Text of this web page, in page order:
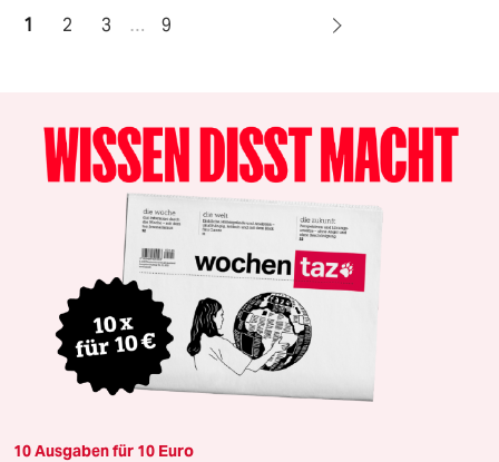
1 2 3 … 9
10 Ausgaben für 10 Euro